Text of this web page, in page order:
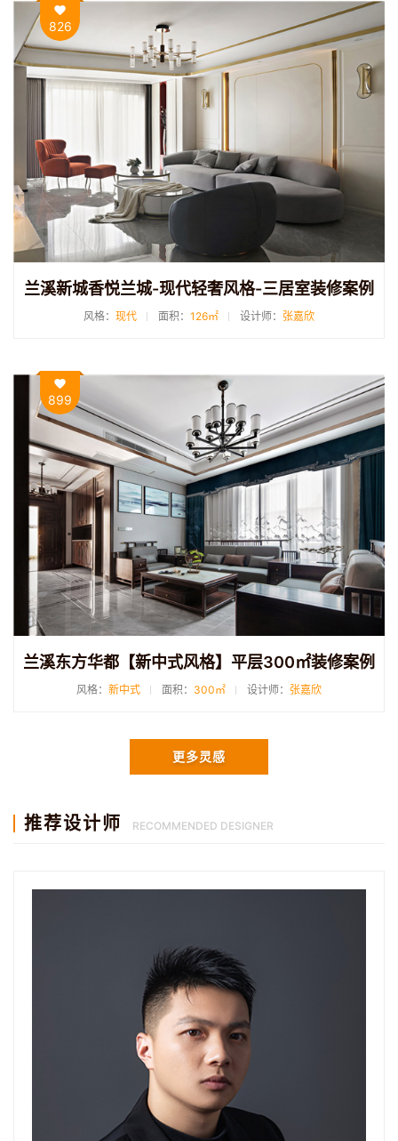
826
兰溪新城香悦兰城-现代轻奢风格-三居室装修案例
风格： 现代 面积： 126㎡ 设计师： 张嘉欣
899
兰溪东方华都【新中式风格】平层300㎡装修案例
风格： 新中式 面积： 300㎡ 设计师： 张嘉欣
更多灵感
推荐设计师 RECOMMENDED DESIGNER